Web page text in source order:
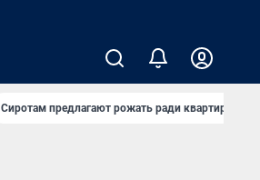
Сиротам предлагают рожать ради квартиры